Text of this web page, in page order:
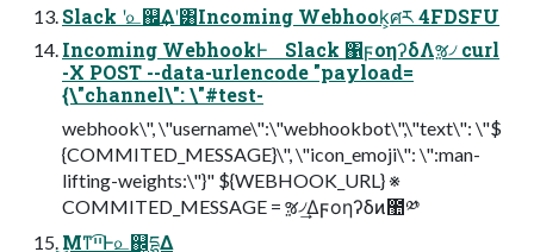
Slack ʹ௨஌͢Δʹ͸Incoming Webhook͕ศར 4FDSFU
Incoming WebhookͰ Slack ΁ϝοηʔδΛૹ৴ curl
-X POST --data-urlencode "payload=
{\"channel\": \"#test-
webhook\", \"username\":\"webhookbot\",\"text\": \"$
{COMMITED_MESSAGE}\", \"icon_emoji\": \":man-
lifting-weights:\"}" ${WEBHOOK_URL} ※
COMMITED_MESSAGE = ૹ৴͢Δϝοηʔδͷ಺༰
͜Μͳײ͡Ͱ௨஌͕དྷΔ